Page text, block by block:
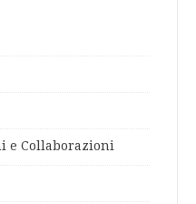
e Collaborazioni